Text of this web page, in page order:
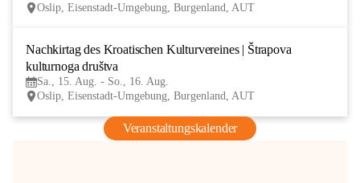
Oslip, Eisenstadt-Umgebung, Burgenland, AUT
Nachkirtag des Kroatischen Kulturvereines | Štrapova
kulturnoga društva
Sa., 15. Aug. - So., 16. Aug.
Oslip, Eisenstadt-Umgebung, Burgenland, AUT
Veranstaltungskalender